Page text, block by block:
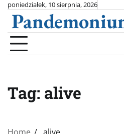
Skip
content
poniedziałek, 10 sierpnia, 2026
Tag: alive